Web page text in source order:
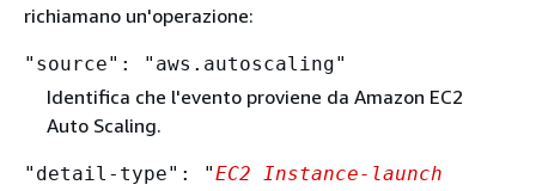
richiamano un'operazione:
"source": "aws.autoscaling"
Identifica che l'evento proviene da Amazon EC2
Auto Scaling.
"detail-type": "EC2 Instance-launch